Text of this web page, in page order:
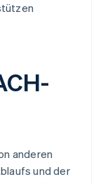
anderen
und der